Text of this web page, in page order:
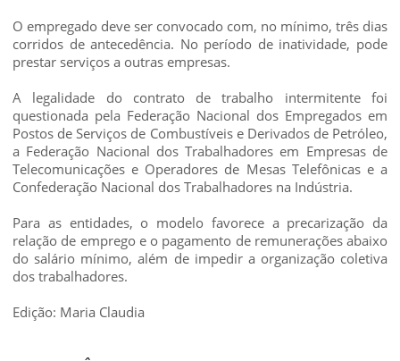
O empregado deve ser convocado com, no mínimo, três dias
corridos de antecedência. No período de inatividade, pode
prestar serviços a outras empresas.
A legalidade do contrato de trabalho intermitente foi
questionada pela Federação Nacional dos Empregados em
Postos de Serviços de Combustíveis e Derivados de Petróleo,
a Federação Nacional dos Trabalhadores em Empresas de
Telecomunicações e Operadores de Mesas Telefônicas e a
Confederação Nacional dos Trabalhadores na Indústria.
Para as entidades, o modelo favorece a precarização da
relação de emprego e o pagamento de remunerações abaixo
do salário mínimo, além de impedir a organização coletiva
dos trabalhadores.
Edição: Maria Claudia